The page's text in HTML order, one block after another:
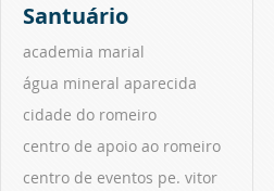
Santuário
academia marial
água mineral aparecida
cidade do romeiro
centro de apoio ao romeiro
centro de eventos pe. vitor